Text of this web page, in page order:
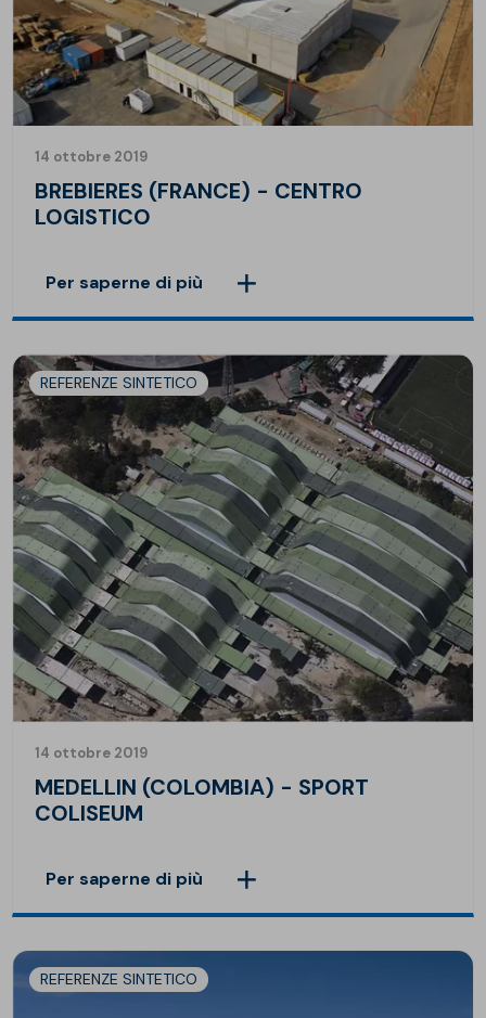
14 ottobre 2019
BREBIERES (FRANCE) - CENTRO
LOGISTICO
Per saperne di più
REFERENZE SINTETICO
14 ottobre 2019
MEDELLIN (COLOMBIA) - SPORT
COLISEUM
Per saperne di più
REFERENZE SINTETICO